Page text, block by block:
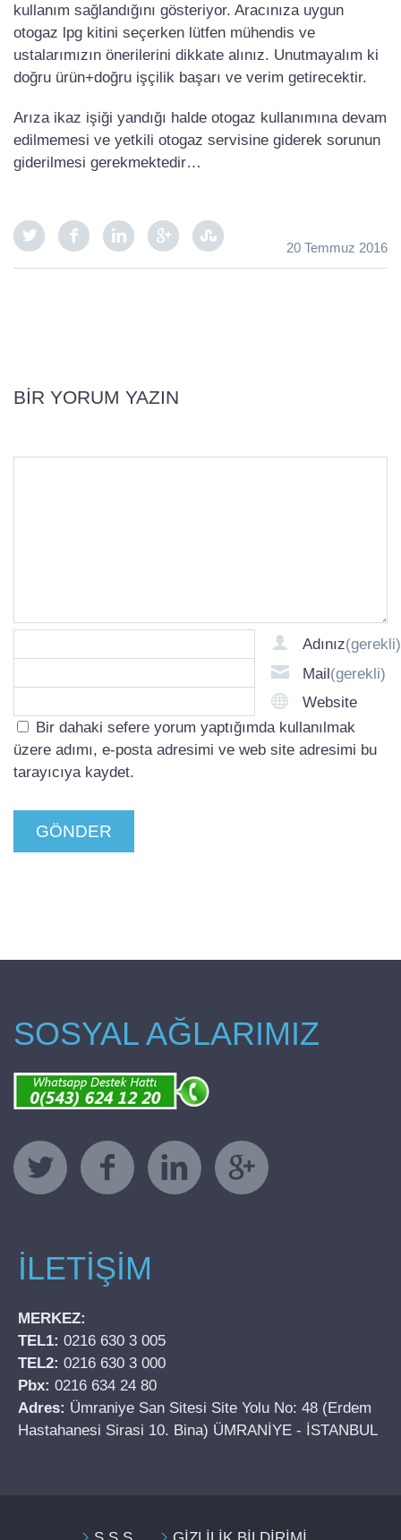
kullanım sağlandığını gösteriyor. Aracınıza uygun
otogaz lpg kitini seçerken lütfen mühendis ve
ustalarımızın önerilerini dikkate alınız. Unutmayalım ki
doğru ürün+doğru işçilik başarı ve verim getirecektir.
Arıza ikaz işiği yandığı halde otogaz kullanımına devam
edilmemesi ve yetkili otogaz servisine giderek sorunun
giderilmesi gerekmektedir…
20 Temmuz 2016
BIR YORUM YAZIN
Adınız(gerekli)
Mail(gerekli)
Website
Bir dahaki sefere yorum yaptığımda kullanılmak
üzere adımı, e-posta adresimi ve web site adresimi bu
tarayıcıya kaydet.
SOSYAL AĞLARIMIZ
İLETİŞİM
MERKEZ:
TEL1: 0216 630 3 005
TEL2: 0216 630 3 000
Pbx: 0216 634 24 80
Adres: Ümraniye San Sitesi Site Yolu No: 48 (Erdem
Hastahanesi Sirasi 10. Bina) ÜMRANİYE - İSTANBUL